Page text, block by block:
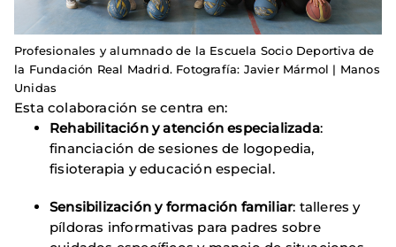
Profesionales y alumnado de la Escuela Socio Deportiva de
la Fundación Real Madrid. Fotografía: Javier Mármol | Manos
Unidas
Esta colaboración se centra en:
Rehabilitación y atención especializada:
financiación de sesiones de logopedia,
fisioterapia y educación especial.
Sensibilización y formación familiar: talleres y
píldoras informativas para padres sobre